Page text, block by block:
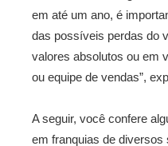
em até um ano, é
das possíveis perdas do
valores absolutos ou em
ou equipe de vendas”,
A seguir, você confere
em franquias de